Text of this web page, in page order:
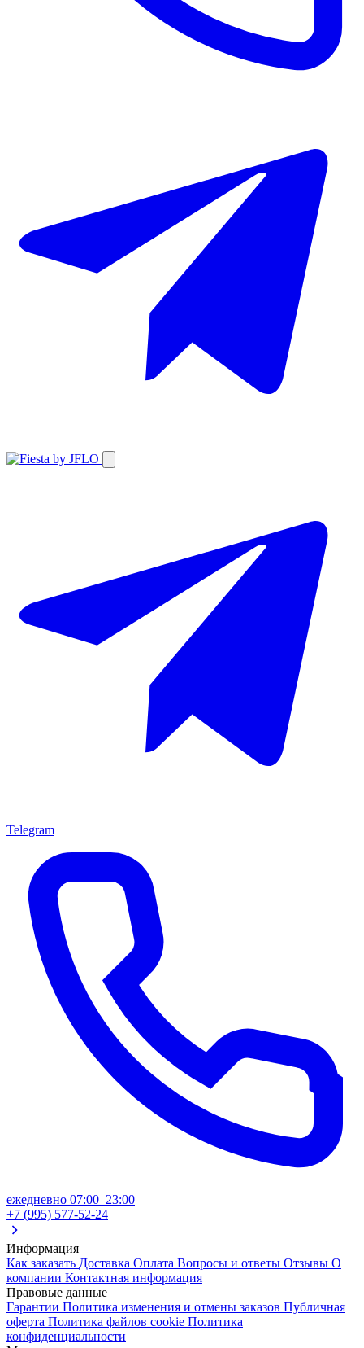
Telegram
ежедневно 07:00–23:00
+7 (995) 577-52-24
Информация
Как заказать Доставка Оплата Вопросы и ответы Отзывы О
компании Контактная информация
Правовые данные
Гарантии Политика изменения и отмены заказов Публичная
оферта Политика файлов cookie Политика
конфиденциальности